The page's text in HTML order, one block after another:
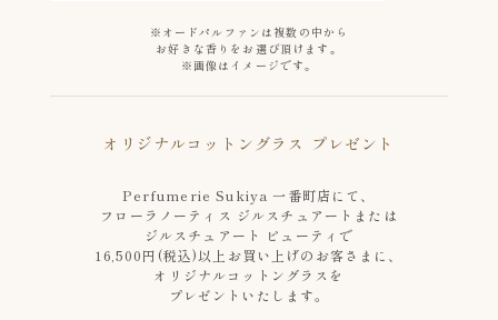
※オードパルファンは複数の中から
お好きな香りをお選び頂けます。
※画像はイメージです。
オリジナルコットングラス プレゼント
Perfumerie Sukiya 一番町店にて、
フローラノーティス ジルスチュアートまたは
ジルスチュアート ビューティで
16,500円(税込)以上お買い上げのお客さまに、
オリジナルコットングラスを
プレゼントいたします。